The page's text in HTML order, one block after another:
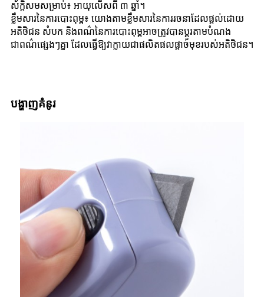
ស័ក្តិសមសម្រាប់៖ អាយុលើសពី ៣ ឆ្នាំ។
ខ្លឹមសារនៃការបោះពុម្ព៖ យោងតាមខ្លឹមសារនៃការរចនាដែលផ្តល់ដោយ
អតិថិជន សំបក និងពណ៌នៃការបោះពុម្ពអាចត្រូវបានប្ដូរតាមបំណង
ជាពណ៌ផ្សេងៗគ្នា ដែលធ្វើឱ្យវាក្លាយជាផលិតផលផ្តាច់មុខរបស់អតិថិជន។
បង្ហាញគំនូរ